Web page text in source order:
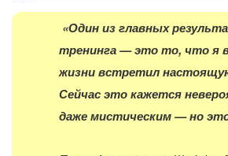
«Один из главных
тренинга — это то, что я
жизни встретил
Сейчас это кажется
даже мистическим — но